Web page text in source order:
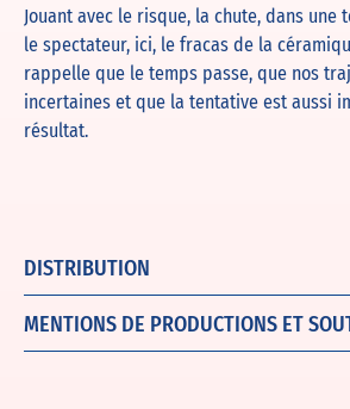
Jouant avec le risque, la chute, dans une
le spectateur, ici, le fracas de la
rappelle que le temps passe, que nos
incertaines et que la tentative est aussi
résultat.
DISTRIBUTION
MENTIONS DE PRODUCTIONS ET